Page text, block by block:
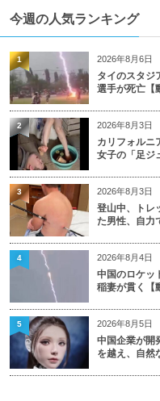
今週の人気ランキング
2026年8月6日
タイのスタジ
選手が死亡【
1
2026年8月3日
カリフォルニ
女子の「足ジ
2
2026年8月3日
登山中、トレ
た男性、自力
3
2026年8月4日
中国のロケッ
稲妻が貫く【
4
2026年8月5日
中国企業が開
を越え、自然
5